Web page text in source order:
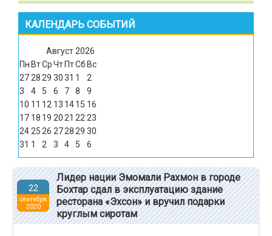
КАЛЕНДАРЬ СОБЫТИЙ
Август2026
Пн ВтСрЧт ПтСб Вс
272829 3031 1
2
3
4 5 6 7 8
9
10 11 12 13 1415 16
17 18 19 2021 2223
242526 272829 30
31 1 2 3 4 5 6
22
сентября
2020
Лидер нации Эмомали Рахмон в городе
Бохтар сдал в эксплуатацию здание
ресторана «Эхсон» и вручил подарки
круглым сиротам